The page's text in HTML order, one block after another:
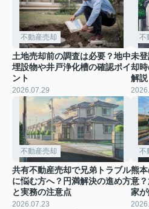
不動産売却
土地売却前の調査は必要？地中
埋設物や井戸浄化槽の確認ポイ
ント
2026.07.29
不
未
却
解説
不動産売却
共有不動産売却で兄弟トラブル
に悩む方へ？円満解決の進め方
と実務の注意点
2026.07.23
不
熊
意
家